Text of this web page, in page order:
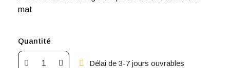
mat
Quantité
Délai de 3-7 jours ouvrables